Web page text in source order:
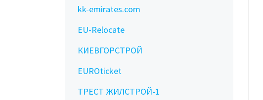
kk-emirates.com
EU-Relocate
КИЕВГОРСТРОЙ
EUROticket
ТРЕСТ ЖИЛСТРОЙ-1